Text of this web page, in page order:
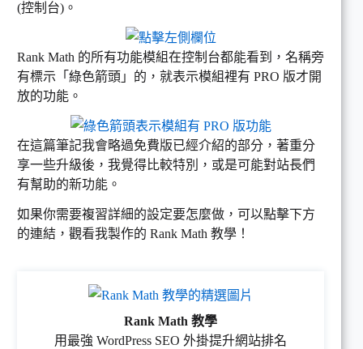
(控制台)。
Rank Math 的所有功能模組在控制台都能看到，名稱旁
有標示「綠色箭頭」的，就表示模組裡有 PRO 版才開
放的功能。
在這篇筆記我會略過免費版已經介紹的部分，著重分
享一些升級後，我覺得比較特別，或是可能對站長們
有幫助的新功能。
如果你需要複習詳細的設定要怎麼做，可以點擊下方
的連結，觀看我製作的 Rank Math 教學！
Rank Math 教學
用最強 WordPress SEO 外掛提升網站排名